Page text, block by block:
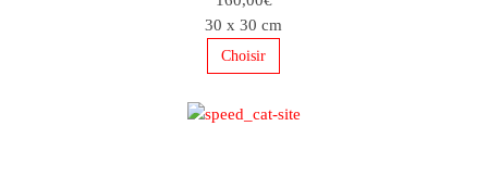
30 x 30 cm
Choisir